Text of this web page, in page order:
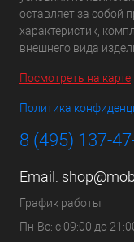
оставляет за собой
характеристик,
внешнего вида
Посмотреть на карте
Политика
8 (495) 137-
Email:
График работы
Пн-Вс: с 09:00 до